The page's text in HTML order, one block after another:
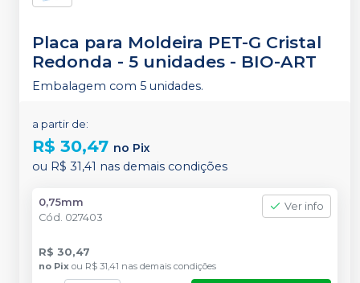
Placa para Moldeira PET-G Cristal
Redonda - 5 unidades - BIO-ART
Embalagem com 5 unidades.
a partir de:
R$ 30,47 no Pix
ou R$ 31,41 nas demais condições
0,75mm
Cód. 027403
Ver info
R$ 30,47
no Pix ou R$ 31,41 nas demais condições